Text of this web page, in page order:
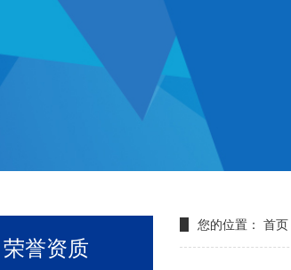
荣誉资质
您的位置： 首页